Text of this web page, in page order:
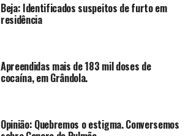
Beja: Identificados suspeitos de furto em
residência
Apreendidas mais de 183 mil doses de
cocaína, em Grândola.
Opinião: Quebremos o estigma. Conversemos